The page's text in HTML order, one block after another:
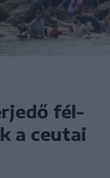
fél-
a ceutai